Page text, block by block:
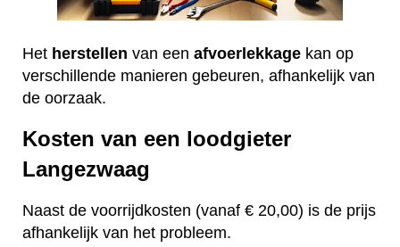
Het herstellen van een afvoerlekkage kan op
verschillende manieren gebeuren, afhankelijk van
de oorzaak.
Kosten van een loodgieter
Langezwaag
Naast de voorrijdkosten (vanaf € 20,00) is de prijs
afhankelijk van het probleem.